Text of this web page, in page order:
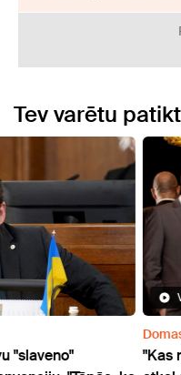
Tev varētu patikt
Video
"Kas noticis ar